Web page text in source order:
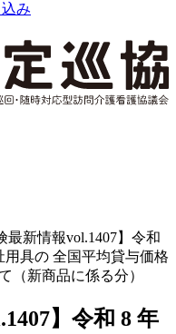
み
最新情報vol.1407】令和
具の 全国平均貸与価格
（新商品に係る分）
】令和 8 年